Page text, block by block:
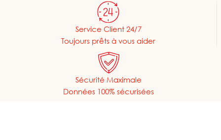
Service Client 24/7
Toujours prêts à vous aider
Sécurité Maximale
Données 100% sécurisées